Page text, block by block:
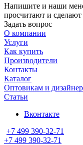
Напишите и наши
просчитают и
Задать вопрос
О компании
Услуги
Как купить
Производители
Контакты
Каталог
Оптовикам и
Статьи
Вконтакте
+7 499 390-32-71
+7 499 390-32-71